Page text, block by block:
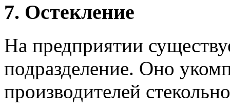
7. Остекление
На предприятии
подразделение. Оно
производителей